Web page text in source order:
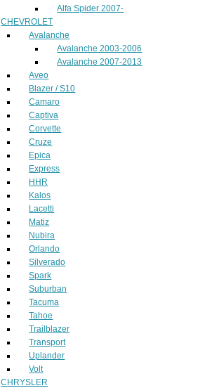
Alfa Spider 2007-
CHEVROLET
Avalanche
Avalanche 2003-2006
Avalanche 2007-2013
Aveo
Blazer / S10
Camaro
Captiva
Corvette
Cruze
Epica
Express
HHR
Kalos
Lacetti
Matiz
Nubira
Orlando
Silverado
Spark
Suburban
Tacuma
Tahoe
Trailblazer
Transport
Uplander
Volt
CHRYSLER